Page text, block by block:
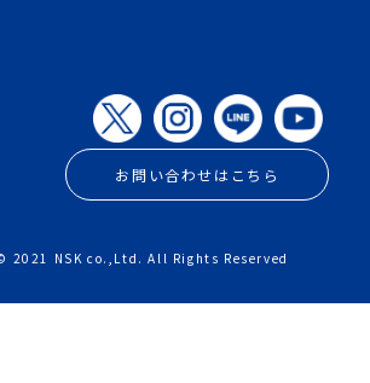
お問い合わせはこちら
2021 NSK co.,Ltd. All Rights Reserved